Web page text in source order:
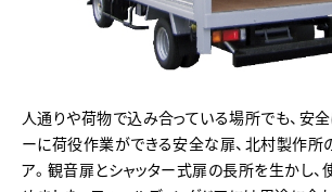
人通りや荷物で込み合っている場所でも、安
ーに荷役作業ができる安全な扉、北村製作所
ア。観音扉とシャッター式扉の長所を生かし、